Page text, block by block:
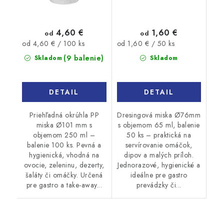
Skladom (9 balenie)
od 4,60 €
Jednotková
cena:
od 4,60 € / 100 ks
DETAIL
Priehľadná okrúhla PP
miska Ø101 mm s
objemom 250 ml –
balenie 100 ks. Pevná a
hygienická, vhodná na
ovocie, zeleninu, dezerty,
šaláty či omáčky. Určená
pre gastro a take-away...
Skladom
od 1,60 €
Jednotková
od 1,60 € / 50 ks
DETAIL
Dresingová miska Ø76mm
s objemom 65 ml, balenie
50 ks – praktická na
servírovanie omáčok,
dipov a malých príloh.
Jednorazové, hygienické a
ideálne pre gastro
prevádzky či...